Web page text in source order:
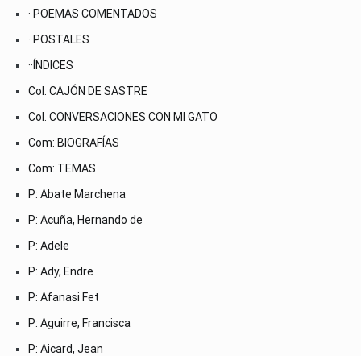
· POEMAS COMENTADOS
· POSTALES
··ÍNDICES
Col. CAJÓN DE SASTRE
Col. CONVERSACIONES CON MI GATO
Com: BIOGRAFÍAS
Com: TEMAS
P: Abate Marchena
P: Acuña, Hernando de
P: Adele
P: Ady, Endre
P: Afanasi Fet
P: Aguirre, Francisca
P: Aicard, Jean